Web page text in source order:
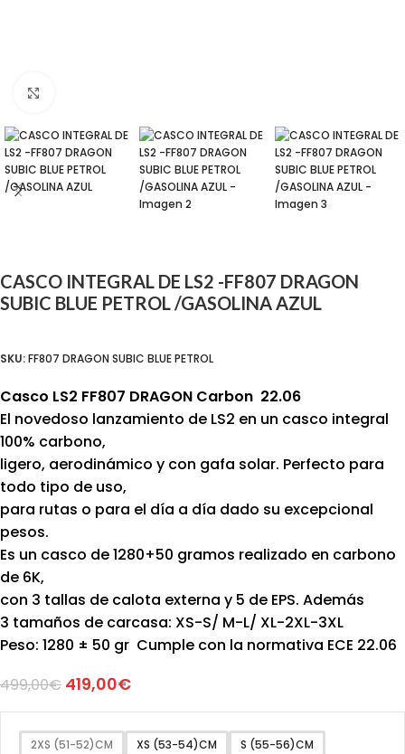
CASCO INTEGRAL DE LS2 -FF807 DRAGON
SUBIC BLUE PETROL /GASOLINA AZUL
SKU:FF807 DRAGON SUBIC BLUE PETROL
Casco LS2 FF807 DRAGON Carbon 22.06
El novedoso lanzamiento de LS2 en un casco integral
100% carbono,
ligero, aerodinámico y con gafa solar. Perfecto para
todo tipo de uso,
para rutas o para el día a día dado su excepcional
pesos.
Es un casco de 1280+50 gramos realizado en carbono
de 6K,
con 3 tallas de calota externa y 5 de EPS. Además
3 tamaños de carcasa: XS-S/ M-L/ XL-2XL-3XL
Peso: 1280 ± 50 gr Cumple con la normativa ECE 22.06
499,00€ 419,00€
2XS (51-52)CM XS (53-54)CM
S (55-56)CM